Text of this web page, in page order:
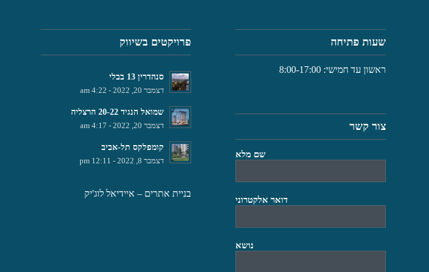
שעות פתיחה
ראשון עד חמישי: 8:00-17:00
צור קשר
שם מלא
דואר אלקטרוני
נושא
פרויקטים בשיווק
סנהדרין 13 בבלי
דצמבר 20, 2022 - 4:22 am
שמואל הנגיד 20-22 הרצליה
דצמבר 20, 2022 - 4:17 am
קומפלקס תל-אביב
דצמבר 8, 2022 - 12:11 pm
בניית אתרים – איידיאל לוג'יק